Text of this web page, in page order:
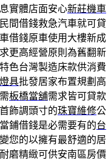
實體店面安心新莊機車
間借錢救急汽車就可貸
借錢原車使用大樓新成
更高經營原則為舊翻新
特色台灣製造床款供消費
燈具批發居家布置規劃高
板橋當舖需求皆可貸款
飾調頭寸的珠寶維修公
鋪借錢是必需要有的台
您的以擁有最舒適的居
磨精緻可供安南區房價